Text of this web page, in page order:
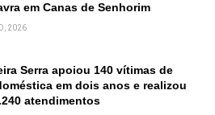
em Canas de Senhorim
2026
Serra apoiou 140 vítimas de
em dois anos e realizou
atendimentos